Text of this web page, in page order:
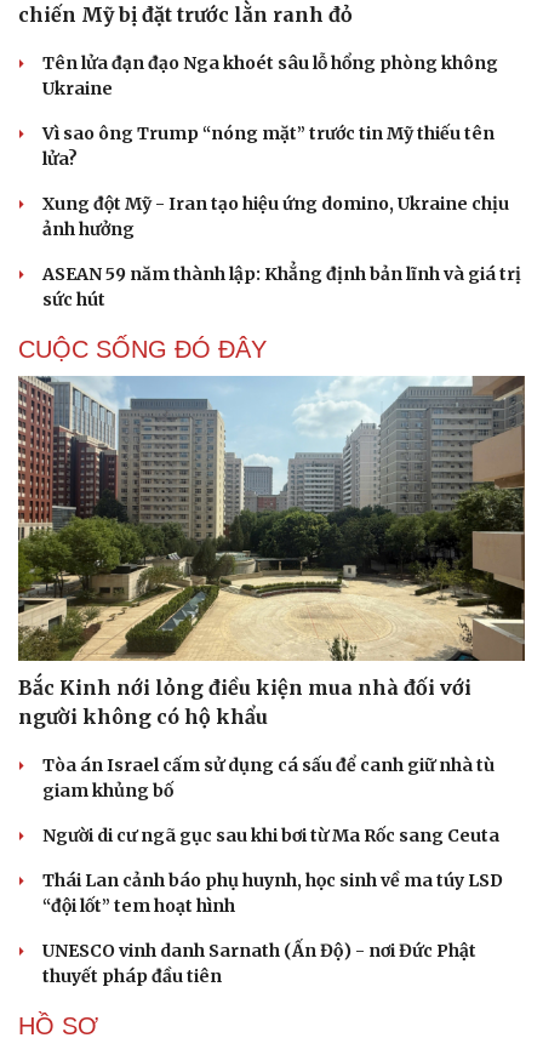
Cải chính
chiến Mỹ bị đặt trước lằn ranh đỏ
Tên lửa đạn đạo Nga khoét sâu lỗ hổng phòng không
Ukraine
Vì sao ông Trump “nóng mặt” trước tin Mỹ thiếu tên
lửa?
Xung đột Mỹ - Iran tạo hiệu ứng domino, Ukraine chịu
ảnh hưởng
ASEAN 59 năm thành lập: Khẳng định bản lĩnh và giá trị
sức hút
CUỘC SỐNG ĐÓ ĐÂY
Bắc Kinh nới lỏng điều kiện mua nhà đối với
người không có hộ khẩu
Tòa án Israel cấm sử dụng cá sấu để canh giữ nhà tù
giam khủng bố
Người di cư ngã gục sau khi bơi từ Ma Rốc sang Ceuta
Thái Lan cảnh báo phụ huynh, học sinh về ma túy LSD
“đội lốt” tem hoạt hình
UNESCO vinh danh Sarnath (Ấn Độ) - nơi Đức Phật
thuyết pháp đầu tiên
HỒ SƠ